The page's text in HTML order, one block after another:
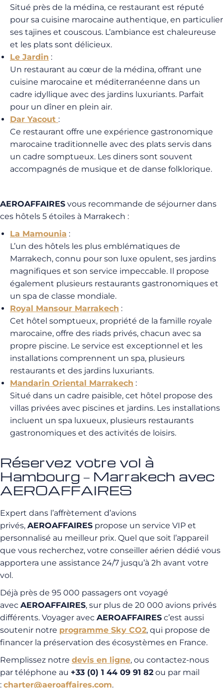
Situé près de la médina, ce restaurant est réputé
pour sa cuisine marocaine authentique, en particulier
ses tajines et couscous. L’ambiance est chaleureuse
et les plats sont délicieux.
Le Jardin :
Un restaurant au cœur de la médina, offrant une
cuisine marocaine et méditerranéenne dans un
cadre idyllique avec des jardins luxuriants. Parfait
pour un dîner en plein air.
Dar Yacout :
Ce restaurant offre une expérience gastronomique
marocaine traditionnelle avec des plats servis dans
un cadre somptueux. Les diners sont souvent
accompagnés de musique et de danse folklorique.
AEROAFFAIRES vous recommande de séjourner dans
ces hôtels 5 étoiles à Marrakech :
La Mamounia :
L’un des hôtels les plus emblématiques de
Marrakech, connu pour son luxe opulent, ses jardins
magnifiques et son service impeccable. Il propose
également plusieurs restaurants gastronomiques et
un spa de classe mondiale.
Royal Mansour Marrakech :
Cet hôtel somptueux, propriété de la famille royale
marocaine, offre des riads privés, chacun avec sa
propre piscine. Le service est exceptionnel et les
installations comprennent un spa, plusieurs
restaurants et des jardins luxuriants.
Mandarin Oriental Marrakech :
Situé dans un cadre paisible, cet hôtel propose des
villas privées avec piscines et jardins. Les installations
incluent un spa luxueux, plusieurs restaurants
gastronomiques et des activités de loisirs.
Réservez votre vol à
Hambourg – Marrakech avec
AEROAFFAIRES
Expert dans l’affrètement d’avions
privés, AEROAFFAIRES propose un service VIP et
personnalisé au meilleur prix. Quel que soit l’appareil
que vous recherchez, votre conseiller aérien dédié vous
apportera une assistance 24/7 jusqu’à 2h avant votre
vol.
Déjà près de 95 000 passagers ont voyagé
avec AEROAFFAIRES, sur plus de 20 000 avions privés
différents. Voyager avec AEROAFFAIRES c’est aussi
soutenir notre programme Sky CO2, qui propose de
financer la préservation des écosystèmes en France.
Remplissez notre devis en ligne, ou contactez-nous
par téléphone au +33 (0) 1 44 09 91 82 ou par mail
: charter@aeroaffaires.com.